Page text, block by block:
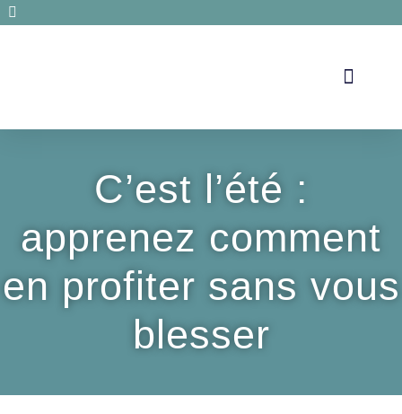
C’est l’été :
apprenez comment
en profiter sans vous
blesser